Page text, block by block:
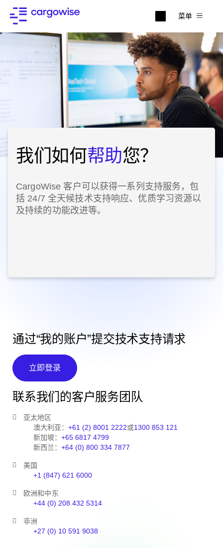
菜单
我们如何帮助您？
CargoWise 客户可以获得一系列支持服务，包
括 24/7 全天候技术支持响应、优质学习资源以
及持续的功能改进等。
通过“我的账户”提交技术支持请求
立即登录
联系我们的客户服务团队
亚太地区
澳大利亚： +61 (2) 8001 2222或1300 853 121
新加坡： +65 6817 4799
新西兰： +64 (0) 800 334 7877
美国
+1 (847) 621 6000
欧洲和中东
+44 (0) 208 432 5314
非洲
+27 (0) 10 591 9038